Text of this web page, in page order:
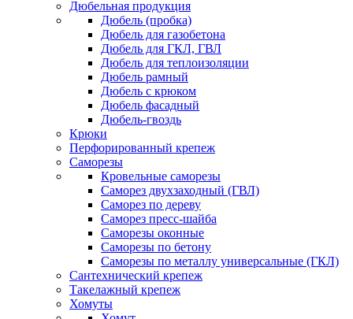
Дюбельная продукция
Дюбель (пробка)
Дюбель для газобетона
Дюбель для ГКЛ, ГВЛ
Дюбель для теплоизоляции
Дюбель рамный
Дюбель с крюком
Дюбель фасадный
Дюбель-гвоздь
Крюки
Перфорированный крепеж
Саморезы
Кровельные саморезы
Саморез двухзаходный (ГВЛ)
Саморез по дереву
Саморез пресс-шайба
Саморезы оконные
Саморезы по бетону
Саморезы по металлу универсальные (ГКЛ)
Сантехнический крепеж
Такелажный крепеж
Хомуты